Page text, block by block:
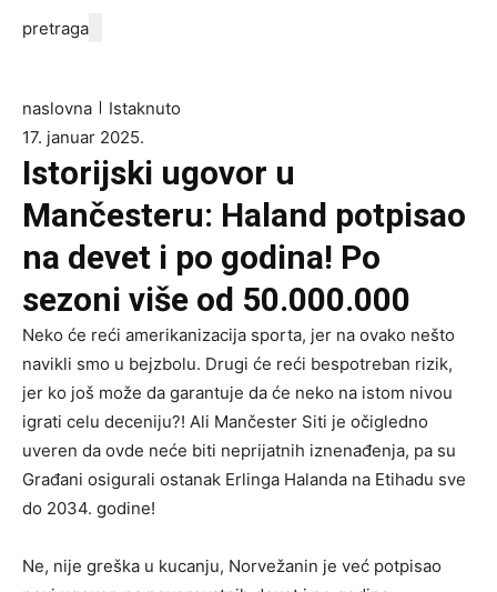
pretraga
naslovna
Istaknuto
17. januar 2025.
Istorijski ugovor u
Mančesteru: Haland potpisao
na devet i po godina! Po
sezoni više od 50.000.000
Neko će reći amerikanizacija sporta, jer na ovako nešto
navikli smo u bejzbolu. Drugi će reći bespotreban rizik,
jer ko još može da garantuje da će neko na istom nivou
igrati celu deceniju?! Ali Mančester Siti je očigledno
uveren da ovde neće biti neprijatnih iznenađenja, pa su
Građani osigurali ostanak Erlinga Halanda na Etihadu sve
do 2034. godine!
Ne, nije greška u kucanju, Norvežanin je već potpisao